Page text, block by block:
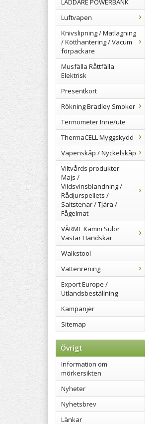
LADDARE POWERBANK
Luftvapen
Knivslipning / Matlagning
/ Kötthantering / Vacum
förpackare
Musfälla Råttfälla
Elektrisk
Presentkort
Rökning Bradley Smoker
Termometer Inne/ute
ThermaCELL Myggskydd
Vapenskåp / Nyckelskåp
Viltvårds produkter:
Majs /
Vildsvinsblandning /
Rådjurspellets /
Saltstenar / Tjära /
Fågelmat
VÄRME Kamin Sulor
Västar Handskar
Walkstool
Vattenrening
Export Europe /
Utlandsbeställning
Kampanjer
Sitemap
Övrigt
Information om
mörkersikten
Nyheter
Nyhetsbrev
Länkar